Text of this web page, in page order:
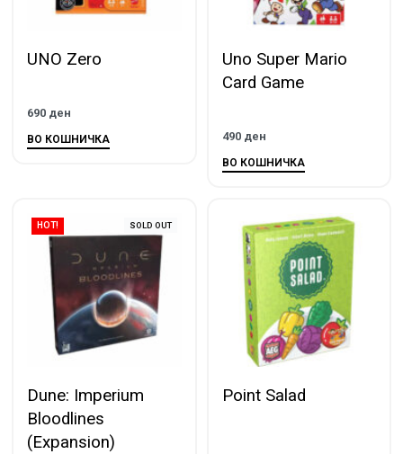
UNO Zero
690 ден
ВО КОШНИЧКА
Uno Super Mario
Card Game
490 ден
ВО КОШНИЧКА
HOT! SOLD OUT
Dune: Imperium
Bloodlines
(Expansion)
Point Salad